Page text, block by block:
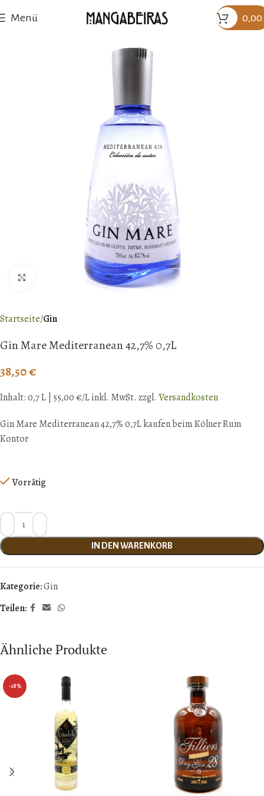
Menü 0,00
Klick zum Vergrößern
Startseite Gin
Gin Mare Mediterranean 42,7% 0,7L
38,50€
Inhalt: 0,7L 55,00€/L inkl. MwSt. zzgl. Versandkosten
Gin Mare Mediterranean 42,7% 0,7L kaufen beim Kölner Rum
Kontor
Vorrätig
IN DEN WARENKORB
Kategorie:Gin
Teilen:
Ähnliche Produkte
-18%